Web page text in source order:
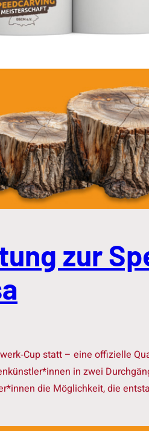
zur
statt – eine offizielle
in zwei
die Möglichkeit, die